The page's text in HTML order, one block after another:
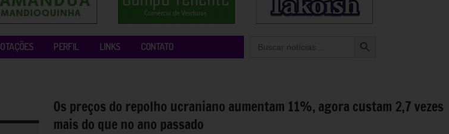
PERFIL LINKS CONTATO
for:
Os preços do repolho ucraniano aumentam 11%, agora custam 2,7 vezes
mais do que no ano passado